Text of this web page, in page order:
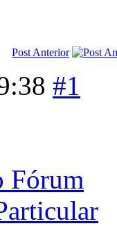
Post Anterior
#1
Fórum